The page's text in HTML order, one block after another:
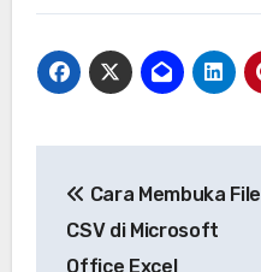
navigation
Cara Membuka File
CSV di Microsoft
Office Excel